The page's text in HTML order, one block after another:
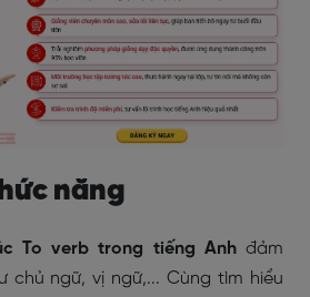
năng
To verb trong tiếng Anhđảm
chủ ngữ, vị ngữ,... Cùng tìm hiểu